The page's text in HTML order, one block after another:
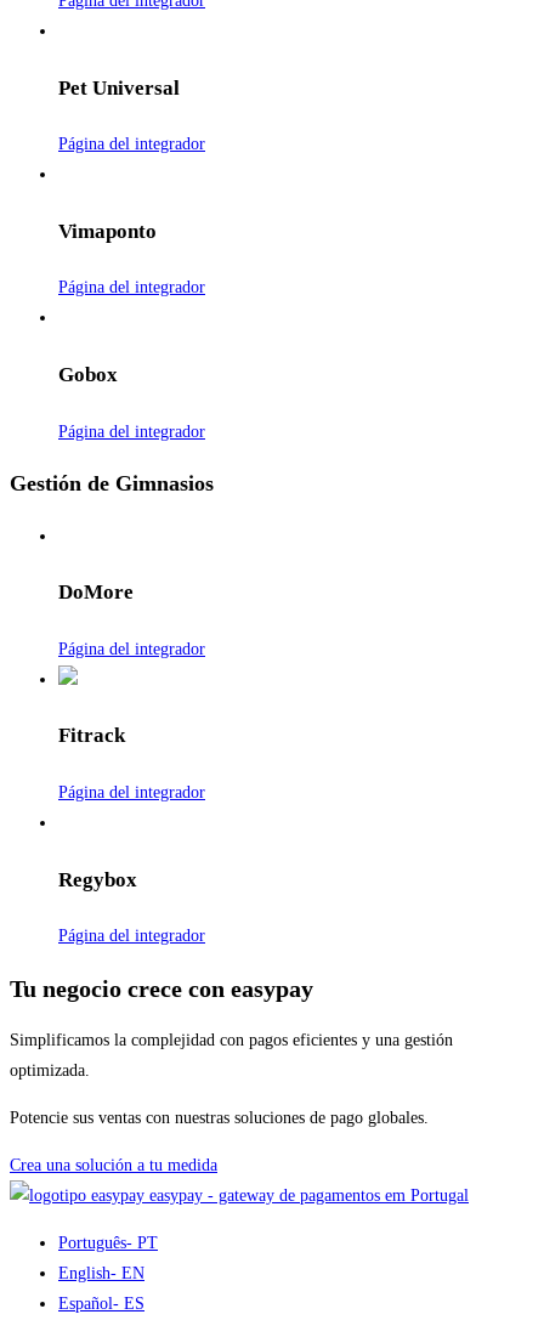
Pet Universal
Página del integrador
Vimaponto
Página del integrador
Gobox
Página del integrador
Gestión de Gimnasios
DoMore
Página del integrador
Fitrack
Página del integrador
Regybox
Página del integrador
Tu negocio crece con easypay
Simplificamos la complejidad con pagos eficientes y una gestión
optimizada.
Potencie sus ventas con nuestras soluciones de pago globales.
Crea una solución a tu medida
easypay - gateway de pagamentos em Portugal
Português- PT
English- EN
Español- ES